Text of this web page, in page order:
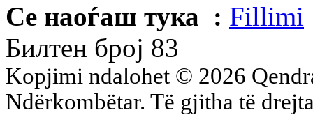
Се наоѓаш тука : Fillimi
Билтен број 83
Kopjimi ndalohet © 2026
Ndërkombëtar. Të gjitha të